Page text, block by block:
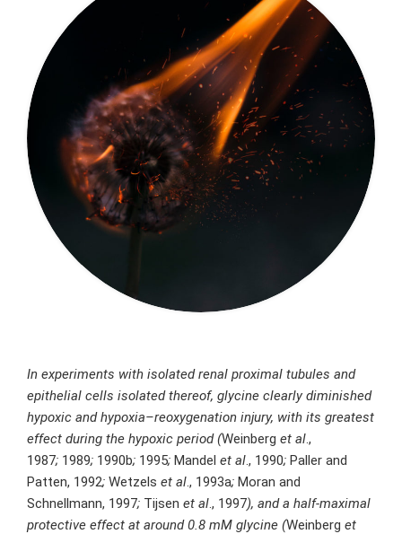
In experiments with isolated renal proximal tubules and
epithelial cells isolated thereof, glycine clearly diminished
hypoxic and hypoxia–reoxygenation injury, with its greatest
effect during the hypoxic period (Weinberg et al.,
1987; 1989; 1990b; 1995; Mandel et al., 1990; Paller and
Patten, 1992; Wetzels et al., 1993a; Moran and
Schnellmann, 1997; Tijsen et al., 1997), and a half-maximal
protective effect at around 0.8 mM glycine (Weinberg et